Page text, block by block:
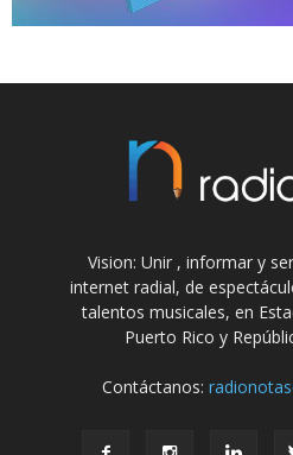
Vision: Unir , informar y
internet radial, de
talentos musicales, en
Puerto Rico y
Contáctanos: